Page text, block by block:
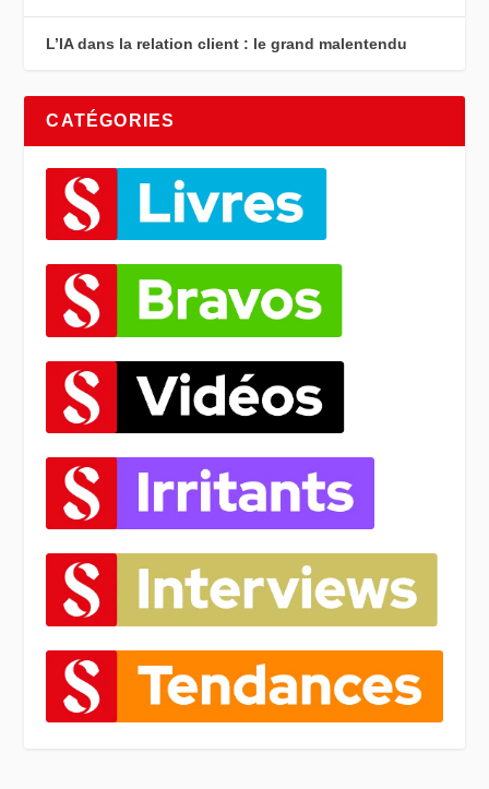
L’IA dans la relation client : le grand malentendu
CATÉGORIES